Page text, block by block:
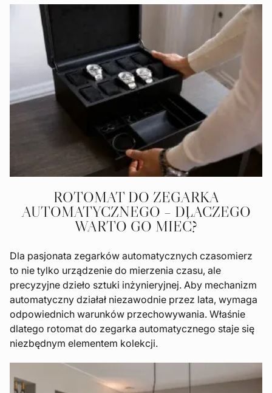
ROTOMAT DO ZEGARKA
AUTOMATYCZNEGO – DLACZEGO
WARTO GO MIEĆ?
Dla pasjonata zegarków automatycznych czasomierz
to nie tylko urządzenie do mierzenia czasu, ale
precyzyjne dzieło sztuki inżynieryjnej. Aby mechanizm
automatyczny działał niezawodnie przez lata, wymaga
odpowiednich warunków przechowywania. Właśnie
dlatego rotomat do zegarka automatycznego staje się
niezbędnym elementem kolekcji.